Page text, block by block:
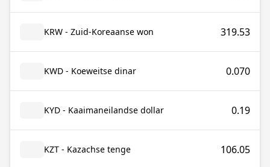
KRW - Zuid-Koreaanse won 319.53
KWD - Koeweitse dinar 0.070
KYD - Kaaimaneilandse dollar 0.19
KZT - Kazachse tenge 106.05